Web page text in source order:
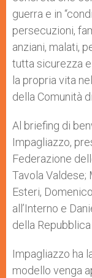
guerra e in
persecuzioni,
anziani, malati,
tutta sicurezza
la propria vita
della Comunità
Al briefing di
Impagliazzo,
Federazione
Tavola Valdese;
Esteri,
all’Interno e
della
Impagliazzo ha
modello venga